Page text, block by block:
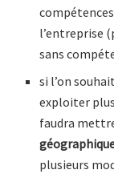
l’entreprise
sans
si l’on
exploiter
faudra
plusieurs